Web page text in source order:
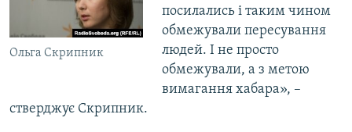
Ольга Скрипник
посилались і таким чином
обмежували пересування
людей. І не просто
обмежували, а з метою
вимагання хабара», –
стверджує Скрипник.